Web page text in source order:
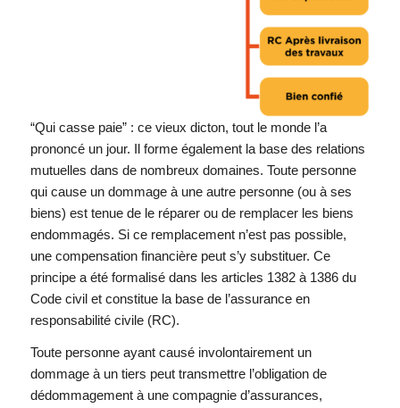
“Qui casse paie” : ce vieux dicton, tout le monde l’a
prononcé un jour. Il forme également la base des relations
mutuelles dans de nombreux domaines. Toute personne
qui cause un dommage à une autre personne (ou à ses
biens) est tenue de le réparer ou de remplacer les biens
endommagés. Si ce remplacement n’est pas possible,
une compensation financière peut s’y substituer. Ce
principe a été formalisé dans les articles 1382 à 1386 du
Code civil et constitue la base de l’assurance en
responsabilité civile (RC).
Toute personne ayant causé involontairement un
dommage à un tiers peut transmettre l’obligation de
dédommagement à une compagnie d’assurances,